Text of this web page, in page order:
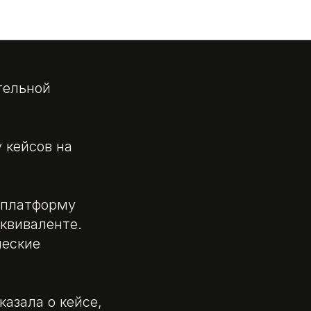
на
о кейсе,